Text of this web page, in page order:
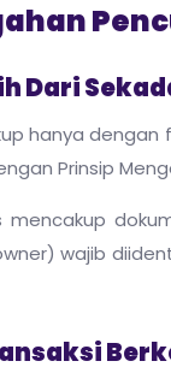
Dari
hanya dengan
Prinsip
wajib